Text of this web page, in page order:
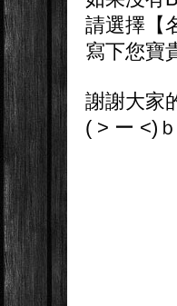
請選擇【
寫下您寶
謝謝大家
( > ー <)ｂ